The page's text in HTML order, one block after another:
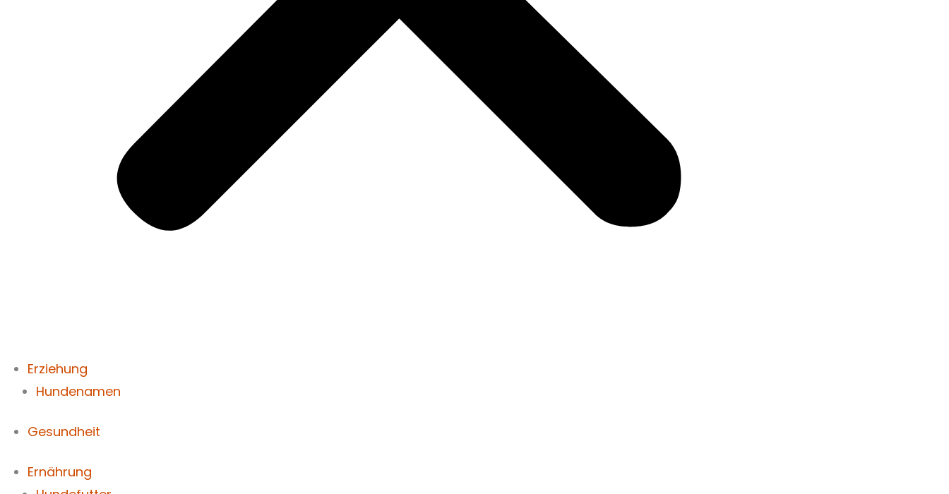
Erziehung
Hundenamen
Gesundheit
Ernährung